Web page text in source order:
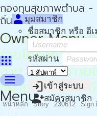
กองทุนสุขภาพตำบล -
ถิ่น - กปท
Owner Menu
apps
person มุมสมาชิก
ชื่อสมาชิก หรือ อีเ
รหัสผ่าน
loginเข้าสู่ระบบ
person_addสมัครสมาชิก
menu
Menu
ข่าวดี ขยายเวล
รายโครงการ(โ
จาก สปสช. ภาย
ขยายเวลาไปจ
หน้าหลัก Story 230612 Sign